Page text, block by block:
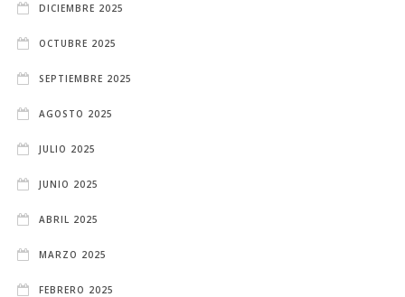
DICIEMBRE 2025
OCTUBRE 2025
SEPTIEMBRE 2025
AGOSTO 2025
JULIO 2025
JUNIO 2025
ABRIL 2025
MARZO 2025
FEBRERO 2025